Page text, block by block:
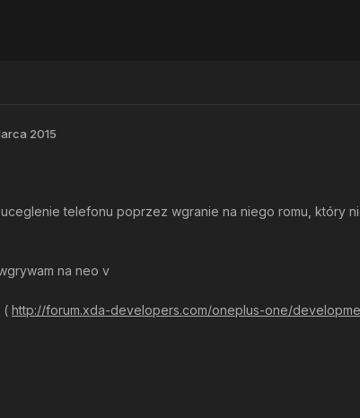
2015
telefonu poprzez wgranie na niego romu, który
na neo v
( http://forum.xda-developers.com/oneplus-one/